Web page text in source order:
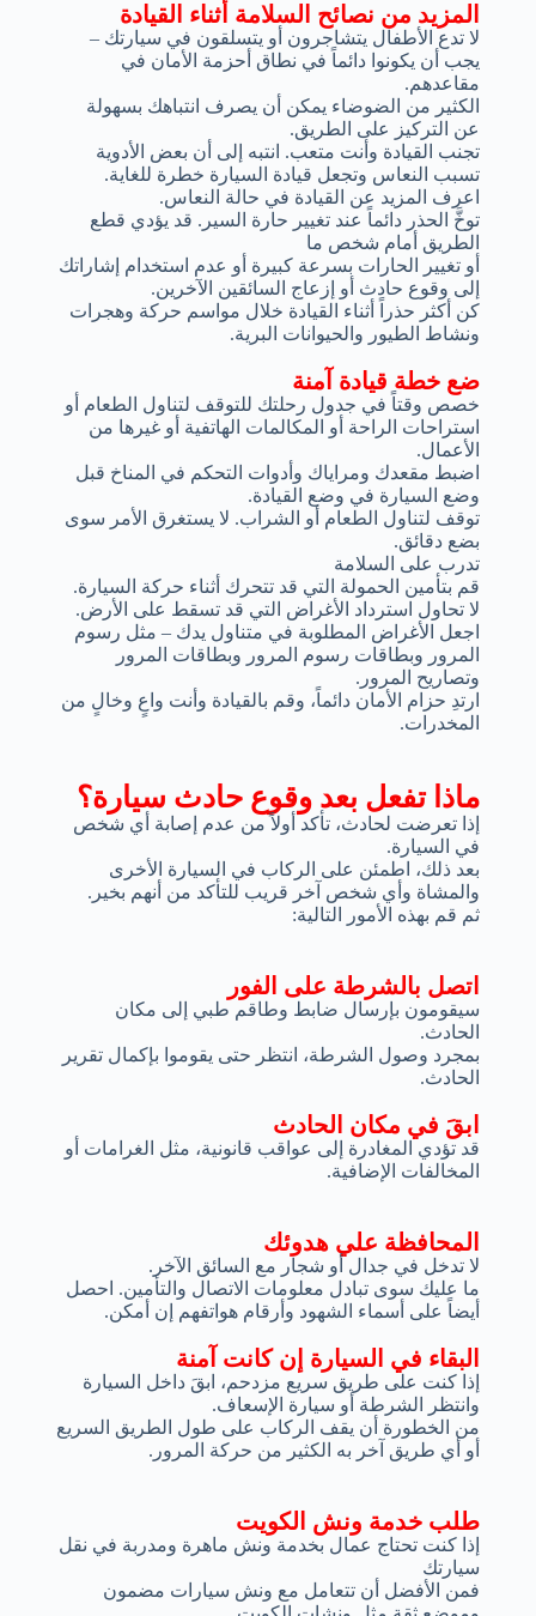
ضع خطة قيادة آمنة
خصص وقتاً في جدول رحلتك للتوقف لتناول الطعام أو
استراحات الراحة أو المكالمات الهاتفية أو غيرها من
الأعمال.
اضبط مقعدك ومراياك وأدوات التحكم في المناخ قبل
وضع السيارة في وضع القيادة.
توقف لتناول الطعام أو الشراب. لا يستغرق الأمر سوى
بضع دقائق.
تدرب على السلامة
قم بتأمين الحمولة التي قد تتحرك أثناء حركة السيارة.
لا تحاول استرداد الأغراض التي قد تسقط على الأرض.
اجعل الأغراض المطلوبة في متناول يدك – مثل رسوم
المرور وبطاقات رسوم المرور وبطاقات المرور
وتصاريح المرور.
ارتدِ حزام الأمان دائماً، وقم بالقيادة وأنت واعٍ وخالٍ من
المخدرات.
المزيد من نصائح السلامة أثناء القيادة
لا تدع الأطفال يتشاجرون أو يتسلقون في سيارتك –
يجب أن يكونوا دائماً في نطاق أحزمة الأمان في
مقاعدهم.
الكثير من الضوضاء يمكن أن يصرف انتباهك بسهولة
عن التركيز على الطريق.
تجنب القيادة وأنت متعب. انتبه إلى أن بعض الأدوية
تسبب النعاس وتجعل قيادة السيارة خطرة للغاية.
اعرف المزيد عن القيادة في حالة النعاس.
توخَّ الحذر دائماً عند تغيير حارة السير. قد يؤدي قطع
الطريق أمام شخص ما
أو تغيير الحارات بسرعة كبيرة أو عدم استخدام إشاراتك
إلى وقوع حادث أو إزعاج السائقين الآخرين.
كن أكثر حذراً أثناء القيادة خلال مواسم حركة وهجرات
ونشاط الطيور والحيوانات البرية.
ماذا تفعل بعد وقوع حادث سيارة؟
إذا تعرضت لحادث، تأكد أولاً من عدم إصابة أي شخص
في السيارة.
بعد ذلك، اطمئن على الركاب في السيارة الأخرى
والمشاة وأي شخص آخر قريب للتأكد من أنهم بخير.
ثم قم بهذه الأمور التالية:
ابقَ في مكان الحادث
قد تؤدي المغادرة إلى عواقب قانونية، مثل الغرامات أو
المخالفات الإضافية.
اتصل بالشرطة على الفور
سيقومون بإرسال ضابط وطاقم طبي إلى مكان
الحادث.
بمجرد وصول الشرطة، انتظر حتى يقوموا بإكمال تقرير
الحادث.
البقاء في السيارة إن كانت آمنة
إذا كنت على طريق سريع مزدحم، ابقَ داخل السيارة
وانتظر الشرطة أو سيارة الإسعاف.
من الخطورة أن يقف الركاب على طول الطريق السريع
أو أي طريق آخر به الكثير من حركة المرور.
المحافظة علي هدوئك
لا تدخل في جدال أو شجار مع السائق الآخر.
ما عليك سوى تبادل معلومات الاتصال والتأمين. احصل
أيضاً على أسماء الشهود وأرقام هواتفهم إن أمكن.
طلب خدمة ونش الكويت
إذا كنت تحتاج عمال بخدمة ونش ماهرة ومدربة في نقل
سيارتك
فمن الأفضل أن تتعامل مع ونش سيارات مضمون